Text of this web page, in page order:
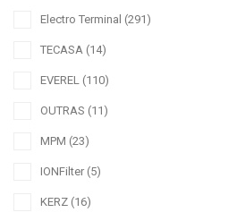
Electro Terminal (291)
TECASA (14)
EVEREL (110)
OUTRAS (11)
MPM (23)
IONFilter (5)
KERZ (16)